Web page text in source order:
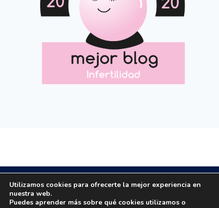
Copyright © 2020 All rights reserved.
Utilizamos cookies para ofrecerte la mejor experiencia en
nuestra web.
Puedes aprender más sobre qué cookies utilizamos o